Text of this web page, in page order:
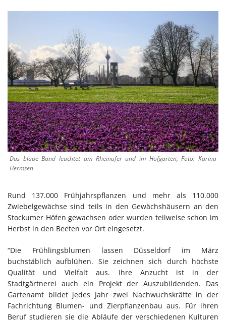
Das blaue Band leuchtet am Rheinufer und im Hofgarten, Foto: Karina
Hermsen
Rund 137.000 Frühjahrspflanzen und mehr als 110.000
Zwiebelgewächse sind teils in den Gewächshäusern an den
Stockumer Höfen gewachsen oder wurden teilweise schon im
Herbst in den Beeten vor Ort eingesetzt.
“Die Frühlingsblumen lassen Düsseldorf im März
buchstäblich aufblühen. Sie zeichnen sich durch höchste
Qualität und Vielfalt aus. Ihre Anzucht ist in der
Stadtgärtnerei auch ein Projekt der Auszubildenden. Das
Gartenamt bildet jedes Jahr zwei Nachwuchskräfte in der
Fachrichtung Blumen- und Zierpflanzenbau aus. Für ihren
Beruf studieren sie die Abläufe der verschiedenen Kulturen